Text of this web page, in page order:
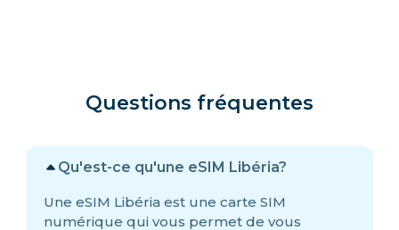
Questions fréquentes
Qu'est-ce qu'une eSIM Libéria?
Une eSIM Libéria est une carte SIM
numérique qui vous permet de vous